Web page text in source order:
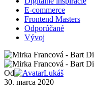
E-commerce
Frontend Masters
Odporúčané
Vývoj
Od
Lukáš
30. marca 2020